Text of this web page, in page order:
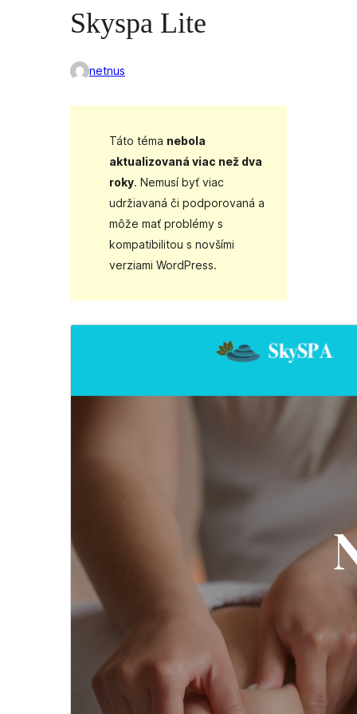
Skyspa Lite
netnus
Táto téma nebola
aktualizovaná viac než dva
roky. Nemusí byť viac
udržiavaná či podporovaná a
môže mať problémy s
kompatibilitou s novšími
verziami WordPress.